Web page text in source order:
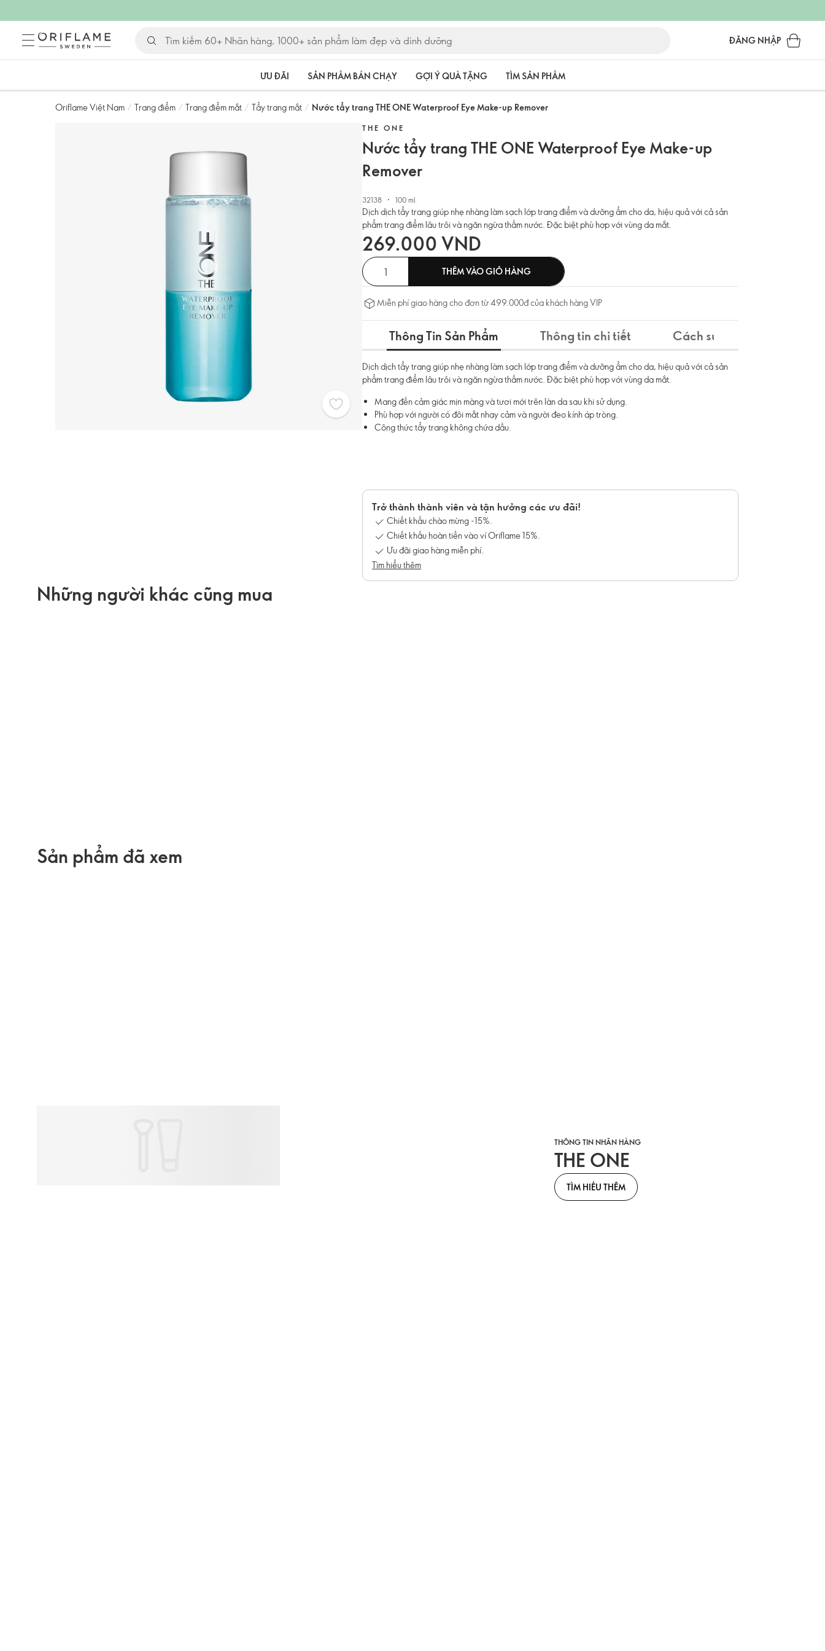
ĐĂNG NHẬP
ƯU ĐÃI SẢN PHẨM BÁN CHẠY GỢI Ý QUÀ TẶNG TÌM SẢN PHẨM
Oriflame Việt Nam / Trang điểm / Trang điểm mắt / Tẩy trang mắt / Nước tẩy trang THE ONE Waterproof Eye Make-up Remover
32138 100 ml.
THE ONE
Nước tẩy trang THE ONE Waterproof Eye Make-up
Remover
Dịch dịch tẩy trang giúp nhẹ nhàng làm sạch lớp trang điểm và dưỡng ẩm cho da, hiệu quả với cả sản
phẩm trang điểm lâu trôi và ngăn ngừa thấm nước. Đặc biệt phù hợp với vùng da mắt.
269.000 VND
THÊM VÀO GIỎ HÀNG
Miễn phí giao hàng cho đơn từ 499.000đ của khách hàng VIP
Thông Tin Sản Phẩm Thông tin chi tiết Cách sử dụng
Dịch dịch tẩy trang giúp nhẹ nhàng làm sạch lớp trang điểm và dưỡng ẩm cho da, hiệu quả với cả sản
phẩm trang điểm lâu trôi và ngăn ngừa thấm nước. Đặc biệt phù hợp với vùng da mắt.
Mang đến cảm giác mịn màng và tươi mới trên làn da sau khi sử dụng.
Phù hợp với người có đôi mắt nhạy cảm và người đeo kính áp tròng.
Công thức tẩy trang không chứa dầu.
Trở thành thành viên và tận hưởng các ưu đãi!
Chiết khấu chào mừng -15%.
Chiết khấu hoàn tiền vào ví Oriflame 15%.
Ưu đãi giao hàng miễn phí.
Tìm hiểu thêm
Những người khác cũng mua
Sản phẩm đã xem
THÔNG TIN NHÃN HÀNG
THE ONE
TÌM HIỂU THÊM